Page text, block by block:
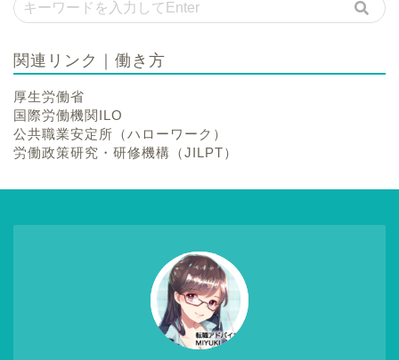
関連リンク｜働き方
厚生労働省
国際労働機関ILO
公共職業安定所（ハローワーク）
労働政策研究・研修機構（JILPT）